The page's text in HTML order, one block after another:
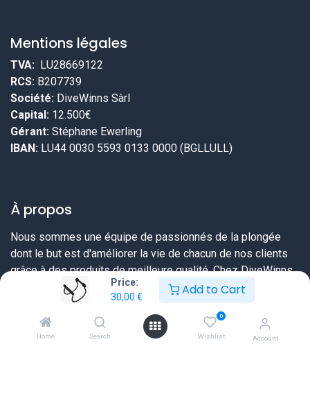
Price:
30,00 € Add to Cart
Home Search
0
Wishlist Account
Mentions légales
TVA: LU28669122
RCS: B207739
Société: DiveWinns Sàrl
Capital: 12.500€
Gérant: Stéphane Ewerling
IBAN: LU44 0030 5593 0133 0000 (BGLLULL)
À propos
Nous sommes une équipe de passionnés de la plongée
dont le but est d'améliorer la vie de chacun de nos clients
grâce à des produits de meilleure qualité. Chez DiveWinns
vous savez dès le début ce que vous pouvez attendre,
nous ne vendons pas d'illusions.
Nous essayons toujours de dépasser vos attentes en vous